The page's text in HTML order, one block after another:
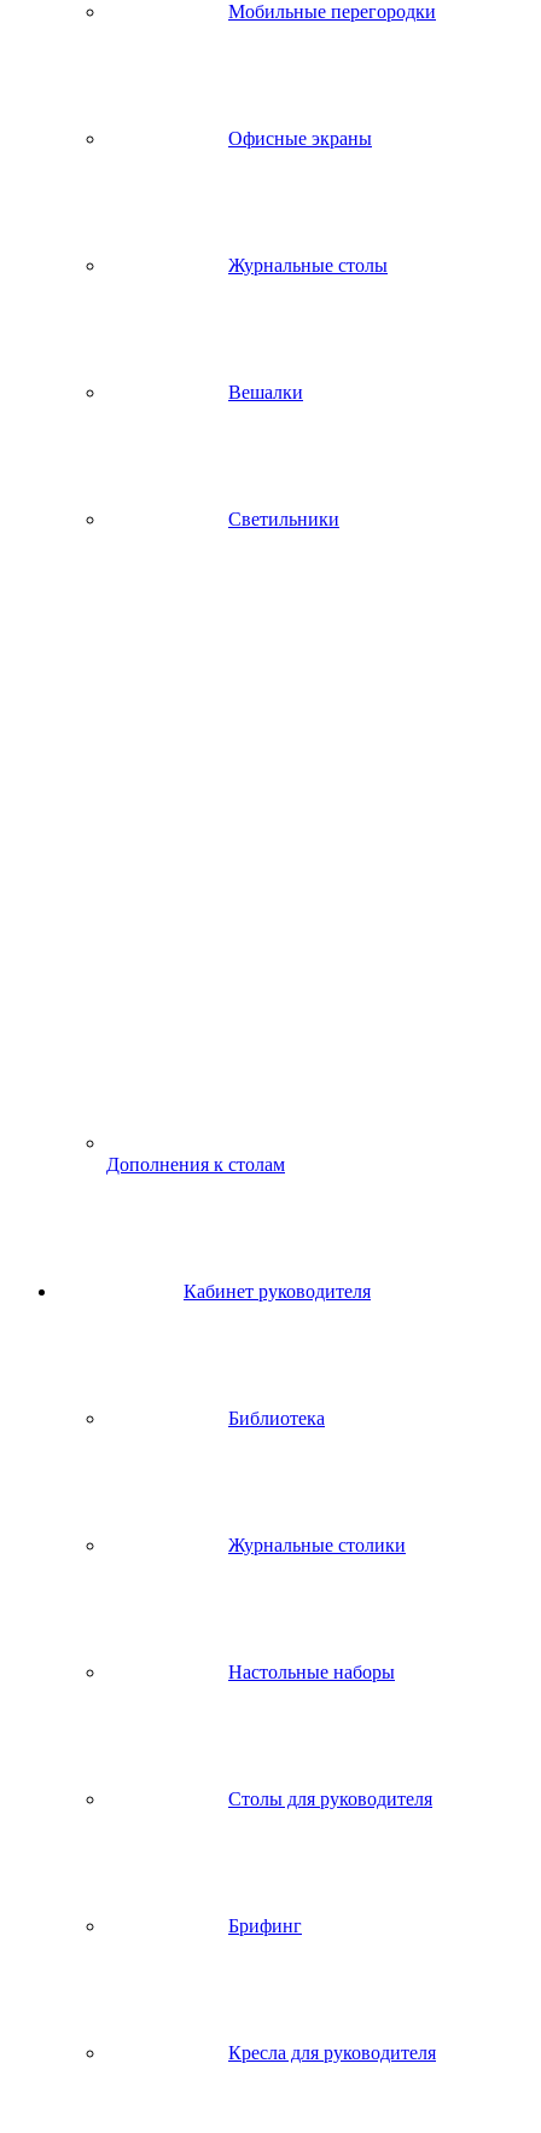
Мобильные перегородки
Офисные экраны
Журнальные столы
Вешалки
Светильники
Дополнения к столам
Кабинет руководителя
Библиотека
Журнальные столики
Настольные наборы
Столы для руководителя
Брифинг
Кресла для руководителя